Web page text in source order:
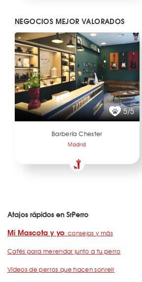
NEGOCIOS MEJOR VALORADOS
5/5
Barbería Chester
Madrid
Atajos rápidos en SrPerro
Mi Mascota y yo: consejos y más
Cafés para merendar junto a tu perro
Vídeos de perros que hacen sonreír